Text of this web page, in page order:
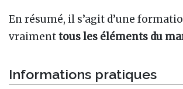
En résumé, il s’agit d’une
vraimenttous les éléments du
Informations pratiques